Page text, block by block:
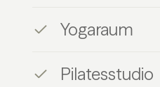
Yogaraum
Pilatesstudio